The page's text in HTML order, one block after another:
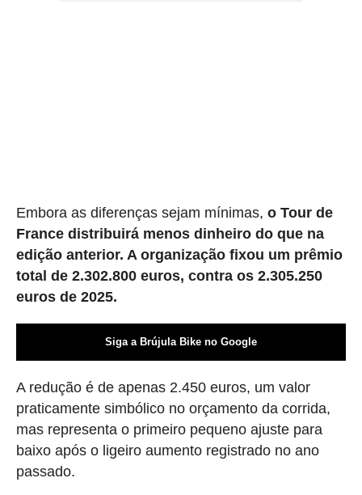
Embora as diferenças sejam mínimas, o Tour de
France distribuirá menos dinheiro do que na
edição anterior. A organização fixou um prêmio
total de 2.302.800 euros, contra os 2.305.250
euros de 2025.
Siga a Brújula Bike no Google
A redução é de apenas 2.450 euros, um valor
praticamente simbólico no orçamento da corrida,
mas representa o primeiro pequeno ajuste para
baixo após o ligeiro aumento registrado no ano
passado.